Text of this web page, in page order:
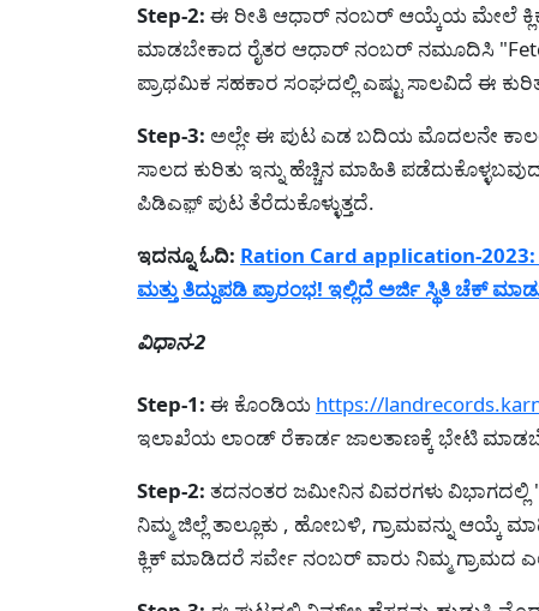
Step-2: ಈ ರೀತಿ ಆಧಾರ್ ನಂಬರ್ ಆಯ್ಕೆಯ ಮೇಲೆ ಕ್ಲಿಕ್
ಮಾಡಬೇಕಾದ ರೈತರ ಆಧಾರ್ ನಂಬರ್ ನಮೂದಿಸಿ
ಪ್ರಾಥಮಿಕ ಸಹಕಾರ ಸಂಘದಲ್ಲಿ ಎಷ್ಟು ಸಾಲವಿದೆ ಈ
Step-3: ಅಲ್ಲೇ ಈ ಪುಟ ಎಡ ಬದಿಯ ಮೊದಲನೇ
ಸಾಲದ ಕುರಿತು ಇನ್ನು ಹೆಚ್ಚಿನ ಮಾಹಿತಿ
ಪಿಡಿಎಫ಼್ ಪುಟ ತೆರೆದುಕೊಳ್ಳುತ್ತದೆ.
ಇದನ್ನೂ ಓದಿ: Ration Card application-
ಮತ್ತು ತಿದ್ದುಪಡಿ ಪ್ರಾರಂಭ! ಇಲ್ಲಿದೆ ಅರ್ಜಿ ಸ್ಥಿತಿ ಚೆಕ್
ವಿಧಾನ-2
Step-1: ಈ ಕೊಂಡಿಯ https://
ಇಲಾಖೆಯ ಲಾಂಡ್ ರೆಕಾರ್ಡ ಜಾಲತಾಣಕ್ಕೆ ಭೇಟಿ
Step-2: ತದನಂತರ ಜಮೀನಿನ ವಿವರಗಳು ವಿಭಾಗದಲ್ಲಿ
ನಿಮ್ಮ ಜಿಲ್ಲೆ ತಾಲ್ಲೂಕು , ಹೋಬಳಿ, ಗ್ರಾಮವನ್ನು ಆಯ್ಕೆ
ಕ್ಲಿಕ್ ಮಾಡಿದರೆ ಸರ್ವೇ ನಂಬರ್ ವಾರು ನಿಮ್ಮ ಗ್ರಾಮದ